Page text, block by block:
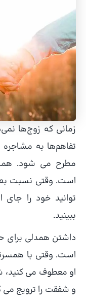
زمانی که زوج‌ها
تفاهم‌ها به
مطرح می شود.
است. وقتی نسبت
توانید خود را جای
ببینید.
داشتن همدلی برای
است. وقتی با
او معطوف می کنید،
و شفقت را ترویج می